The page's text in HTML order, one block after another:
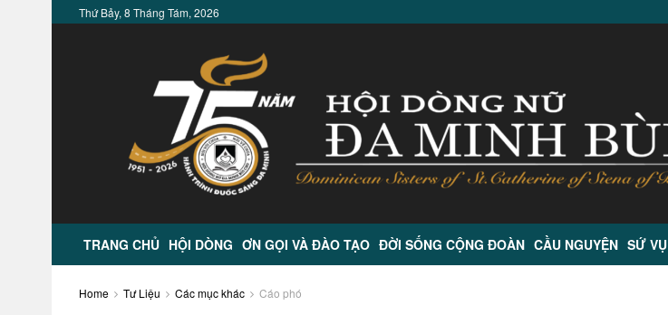
Thứ Bảy, 8 Tháng Tám, 2026
TRANG CHỦ HỘI DÒNG ƠN GỌI VÀ ĐÀO TẠO ĐỜI SỐNG CỘNG ĐOÀN CẦU NGUYỆN SỨ VỤ
Home Tư Liệu Các mục khác Cáo phó